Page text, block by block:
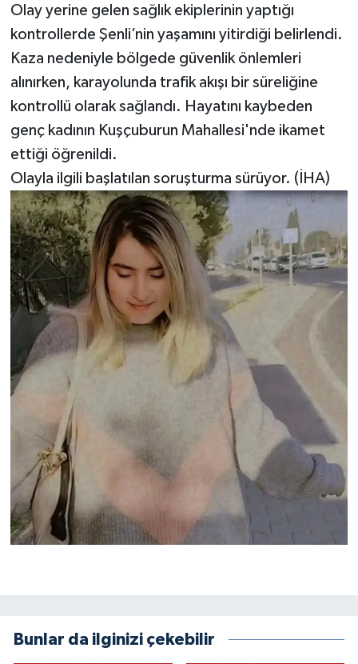
Olay yerine gelen sağlık ekiplerinin yaptığı
kontrollerde Şenli’nin yaşamını yitirdiği belirlendi.
Kaza nedeniyle bölgede güvenlik önlemleri
alınırken, karayolunda trafik akışı bir süreliğine
kontrollü olarak sağlandı. Hayatını kaybeden
genç kadının Kuşçuburun Mahallesi'nde ikamet
ettiği öğrenildi.
Olayla ilgili başlatılan soruşturma sürüyor. (İHA)
Bunlar da ilginizi çekebilir